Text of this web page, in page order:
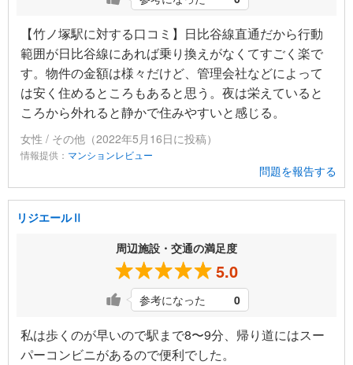
【竹ノ塚駅に対する口コミ】日比谷線直通だから行動
範囲が日比谷線にあれば乗り換えがなくてすごく楽で
す。物件の金額は様々だけど、管理会社などによって
は安く住めるところもあると思う。夜は栄えていると
ころから外れると静かで住みやすいと感じる。
女性 / その他（2022年5月16日に投稿）
情報提供： マンションレビュー
問題を報告する
リジエールⅡ
周辺施設・交通の満足度
5.0
参考になった 0
私は歩くのが早いので駅まで8〜9分、帰り道にはスー
パーコンビニがあるので便利でした。